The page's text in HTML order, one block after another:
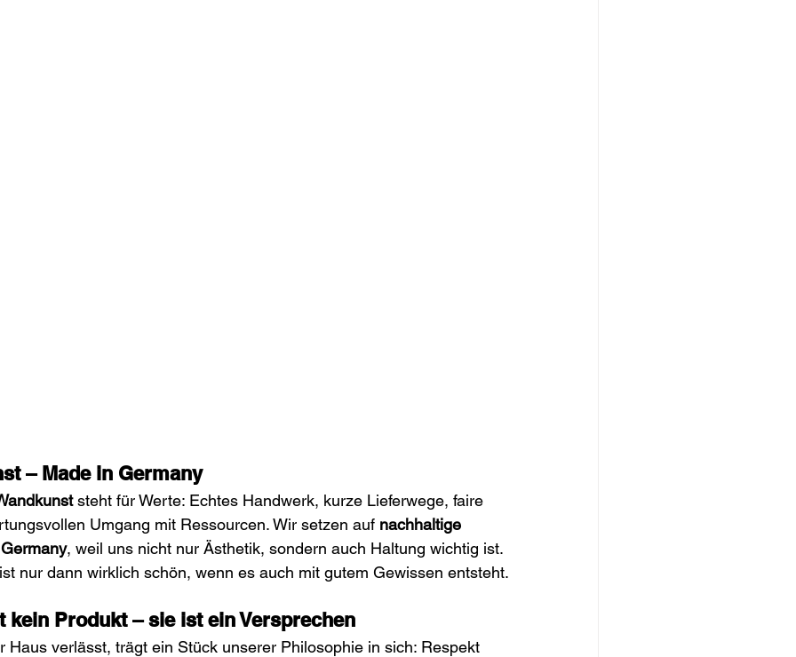
– Made in Germany
steht für Werte: Echtes Handwerk, kurze Lieferwege, faire
Umgang mit Ressourcen. Wir setzen auf nachhaltige
, weil uns nicht nur Ästhetik, sondern auch Haltung wichtig ist.
nur dann wirklich schön, wenn es auch mit gutem Gewissen entsteht.
kein Produkt – sie ist ein Versprechen
Haus verlässt, trägt ein Stück unserer Philosophie in sich: Respekt